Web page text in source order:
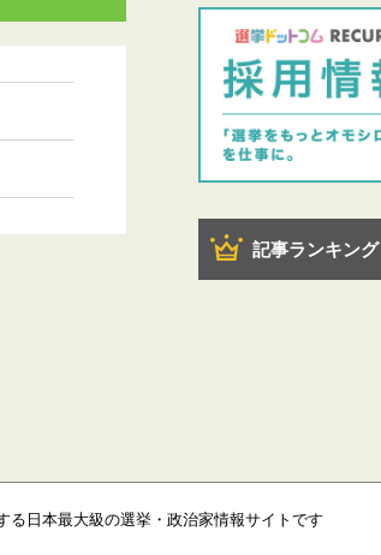
記事ランキング
る日本最大級の選挙・政治家情報サイトです